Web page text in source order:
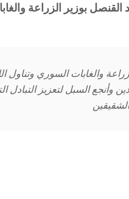
القنصل بوزير الزراعة
والغابات السوري وتناول
وأنجع السبل لتعزيز